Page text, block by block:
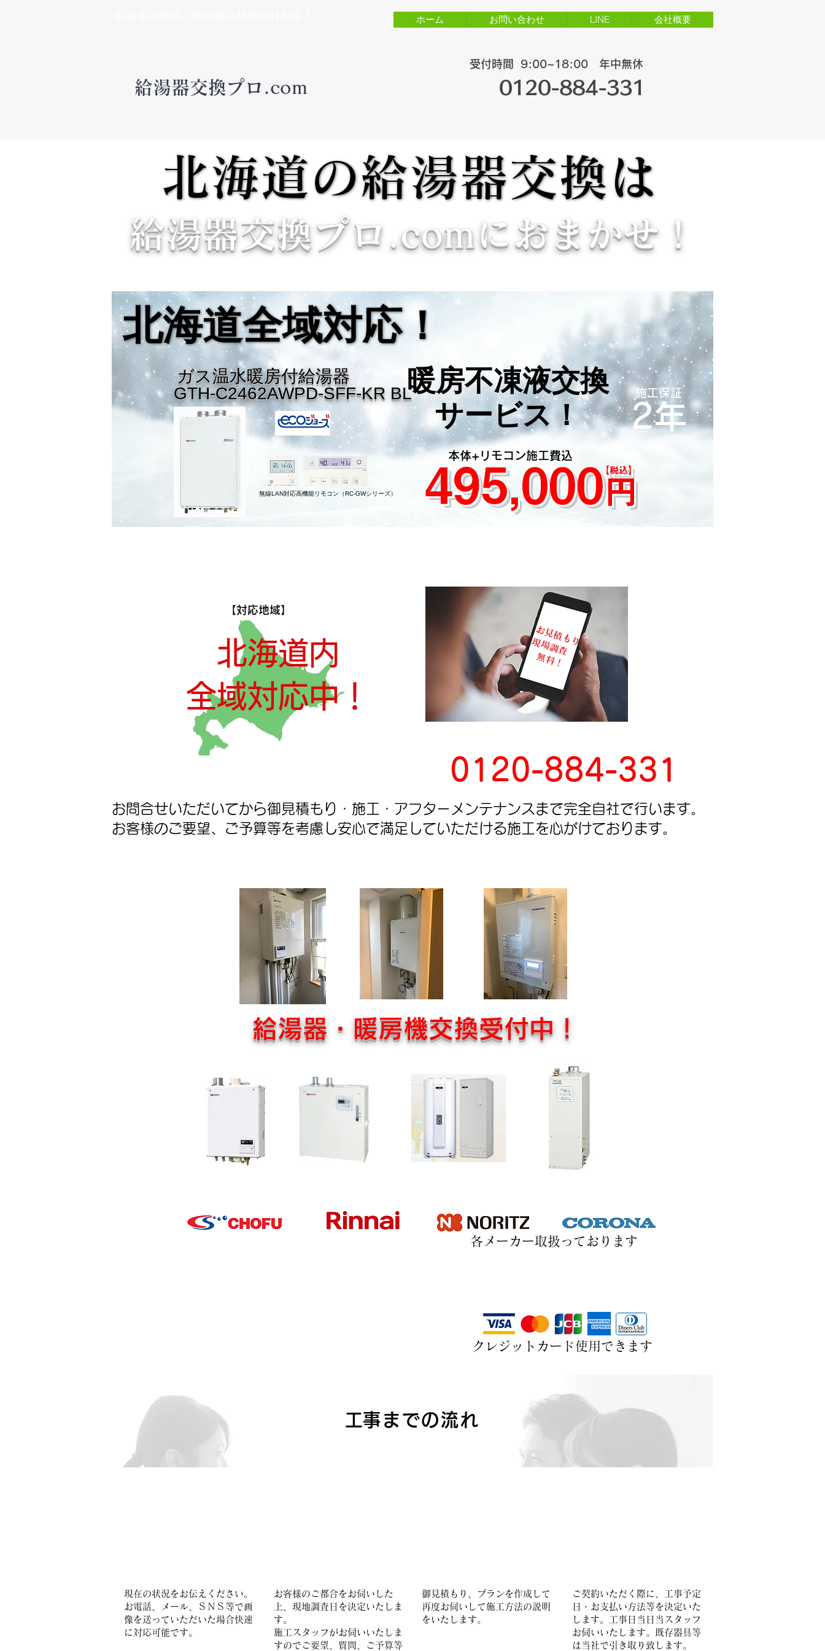
ホーム お問い合わせ LINE 会社概要
​給湯器交換プロ.com
​受付時間 ​9:00~18:00 年中無休
0120-884-331
給湯器交換プロ.comにおまかせ！
北海道の給湯器交換は
北海道の給湯器交換は
北海道全域対応！
北海道全域対応！
ガス温水暖房付給湯器
​495,000​円
GTH-C2462AWPD-SFF-KR BL
無線LAN対応高機能リモコン（RC-GWシリーズ）
​本体+リモコン施工費込
​【税込】
暖房不凍液交換
サービス！
暖房不凍液交換
サービス！
​施工保証
​2年
​【対応地域】
​北海道内
全域対応中！
お見積もり
現場調査
​ 無料！
0120-884-331
お問合せいただいてから御見積もり・施工・アフターメンテナンスまで完全自社で行います。
お客様のご要望、ご予算等を考慮し安心​で満足していただける施工を心がけております。
給湯器・暖房機交換受付中！
​各メーカー取扱っております
​クレジットカード使用できます
​工事までの流れ
現在の状況をお伝えください。
​お電話、メール、ＳＮＳ等で画
像を送っていただいた場合快速
に対応可能です。
お客様のご都合をお伺いした
上、現地調査日を決定いたしま
す。
​施工スタッフがお伺いいたしま
すのでご要望、質問、ご予算等
御見積もり、プランを作成して
再度お伺いして施工方法の説明
をいたします。
ご契約いただく際に、工事予定
日・お支払い方法等を決定いた
します。工事日当日当スタッフ
お伺いいたします。既存器具等
は当社で引き取り致します。